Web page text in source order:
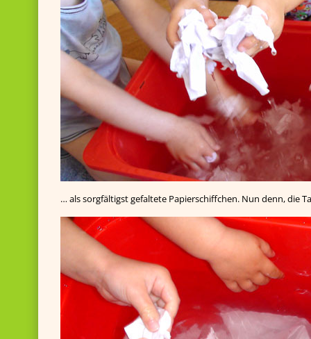
… als sorgfältigst gefaltete Papierschiffchen. Nun denn, die